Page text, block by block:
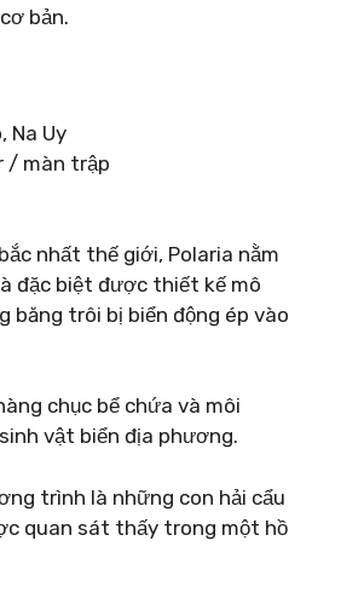
bản.
/ màn trập
nhất thế giới, Polaria nằm
đặc biệt được thiết kế mô
băng trôi bị biển động ép vào
chục bể chứa và môi
vật biển địa phương.
trình là những con hải cẩu
quan sát thấy trong một hồ